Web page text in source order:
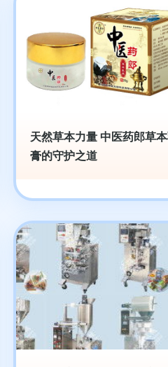
天然草本力量 中医药郎草
膏的守护之道